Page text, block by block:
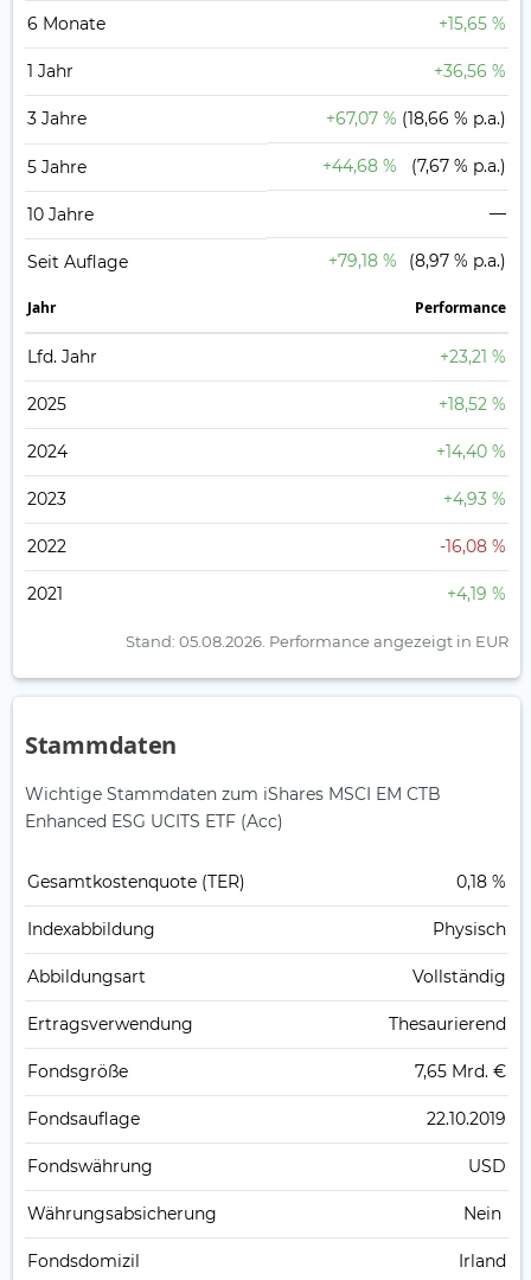
6 Monate +15,65 %
1 Jahr +36,56 %
3 Jahre +67,07 % (18,66 % p.a.)
5 Jahre +44,68 % (7,67 % p.a.)
10 Jahre —
Seit Auflage +79,18 % (8,97 % p.a.)
Jahr Perfor­mance
Lfd. Jahr +23,21 %
2025 +18,52 %
2024 +14,40 %
2023 +4,93 %
2022 -16,08 %
2021 +4,19 %
Stand: 05.08.2026. Performance angezeigt in EUR
Stammdaten
Wichtige Stammdaten zum iShares MSCI EM CTB
Enhanced ESG UCITS ETF (Acc)
Gesamt­kosten­quote (TER) 0,18 %
Index­abbildung Physisch
Abbildungs­art Vollständig
Ertrags­verwendung Thesaurierend
Fonds­größe 7,65 Mrd. €
Fonds­auflage 22.10.2019
Fonds­währung USD
Währungsabsicherung Nein
Fondsdomizil Irland